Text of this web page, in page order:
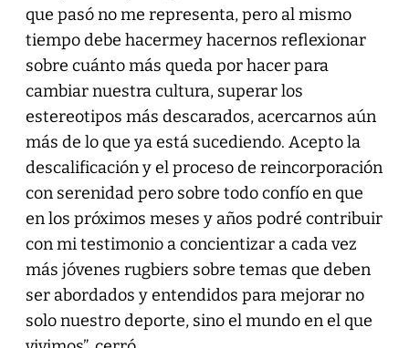
que pasó no me representa, pero al mismo
tiempo debe hacermey hacernos reflexionar
sobre cuánto más queda por hacer para
cambiar nuestra cultura, superar los
estereotipos más descarados, acercarnos aún
más de lo que ya está sucediendo. Acepto la
descalificación y el proceso de reincorporación
con serenidad pero sobre todo confío en que
en los próximos meses y años podré contribuir
con mi testimonio a concientizar a cada vez
más jóvenes rugbiers sobre temas que deben
ser abordados y entendidos para mejorar no
solo nuestro deporte, sino el mundo en el que